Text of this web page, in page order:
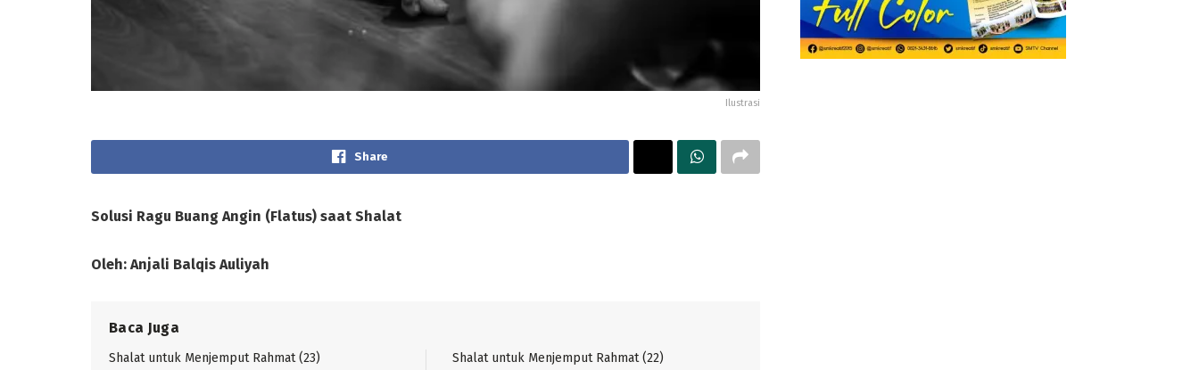
Ilustrasi
Share
Solusi Ragu Buang Angin (Flatus) saat Shalat
Oleh: Anjali Balqis Auliyah
Baca Juga
Shalat untuk Menjemput Rahmat (23) Shalat untuk Menjemput Rahmat (22)